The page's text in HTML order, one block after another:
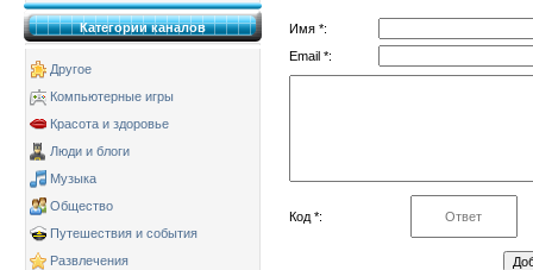
Категории каналов
Другое
Компьютерные игры
Красота и здоровье
Люди и блоги
Музыка
Общество
Путешествия и события
Развлечения
Имя *:
Email *:
Код *: